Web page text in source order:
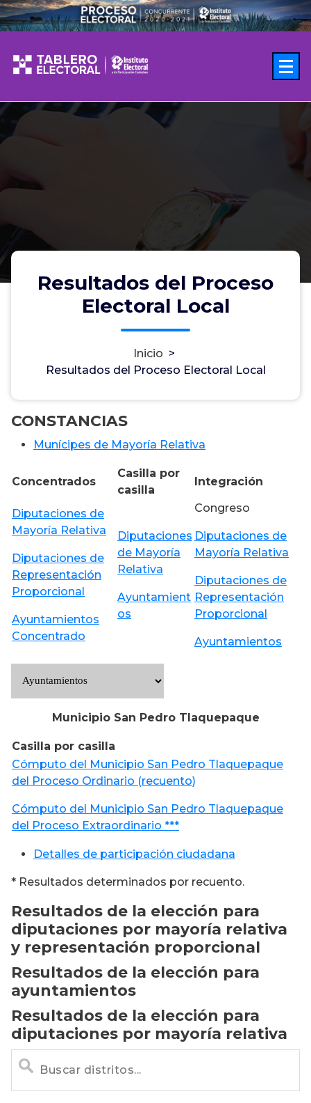
Saltar
al
Resultados del Proceso
Electoral Local
Inicio >
Resultados del Proceso Electoral Local
CONSTANCIAS
Munícipes de Mayoría Relativa
Concentrados
Casilla por
casilla
Integración
Diputaciones de
Mayoría Relativa
Diputaciones de
Representación
Proporcional
Ayuntamientos
Concentrado
Diputaciones
de Mayoría
Relativa
Ayuntamient
os
Congreso
Diputaciones de
Mayoría Relativa
Diputaciones de
Representación
Proporcional
Ayuntamientos
Municipio San Pedro Tlaquepaque
Casilla por casilla
Cómputo del Municipio San Pedro Tlaquepaque
del Proceso Ordinario (recuento)
Cómputo del Municipio San Pedro Tlaquepaque
del Proceso Extraordinario ***
Detalles de participación ciudadana
* Resultados determinados por recuento.
Resultados de la elección para
diputaciones por mayoría relativa
y representación proporcional
Resultados de la elección para
ayuntamientos
Resultados de la elección para
diputaciones por mayoría relativa